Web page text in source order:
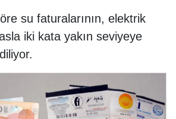
su faturalarının, elektrik
iki kata yakın seviyeye